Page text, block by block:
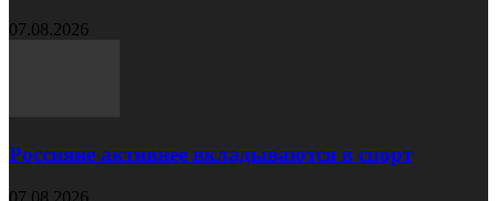
07.08.2026
Россияне активнее вкладываются в спорт
07.08.2026